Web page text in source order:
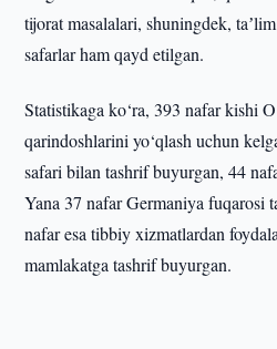
tijorat masalalari, shuningdek,
safarlar ham qayd etilgan.
Statistikaga ko‘ra, 393 nafar kishi
qarindoshlarini yo‘qlash uchun
safari bilan tashrif buyurgan, 44
Yana 37 nafar Germaniya fuqarosi
nafar esa tibbiy xizmatlardan
mamlakatga tashrif buyurgan.